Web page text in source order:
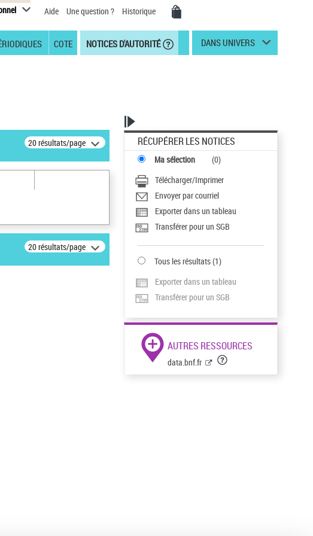
Aide Une question ? Historique
COTE NOTICES D'AUTORITÉ DANS UNIVERS
20 résultats/page
20 résultats/page
RÉCUPÉRER LES NOTICES
Ma sélection (0)
Télécharger/Imprimer
Envoyer par courriel
Exporter dans un tableau
Transférer pour un SGB
Tous les résultats(1)
Exporter dans un tableau
Transférer pour un SGB
AUTRES RESSOURCES
data.bnf.fr